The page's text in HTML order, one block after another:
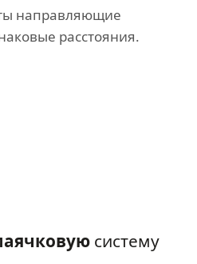
направляющие
расстояния.
систему